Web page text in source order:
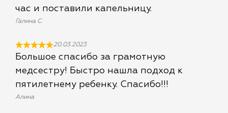
час и поставили капельницу.
Галина С.
20.03.2023
Большое спасибо за грамотную
медсестру! Быстро нашла подход к
пятилетнему ребенку. Спасибо!!!
Алина